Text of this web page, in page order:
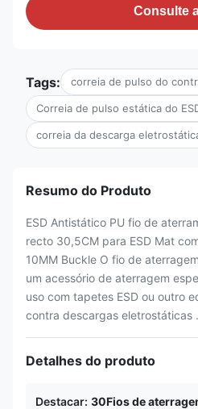
Consulte
Tags: correia de pulso do
Correia de pulso estática do
correia da descarga
Resumo do Produto
ESD Antistático PU fio de
recto 30,5CM para ESD Mat
10MM Buckle O fio de
um acessório de aterragem
uso com tapetes ESD ou outro
contra descargas eletrostáticas
Detalhes do produto
Destacar: 30Fios de